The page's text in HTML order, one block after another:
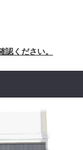
ください。